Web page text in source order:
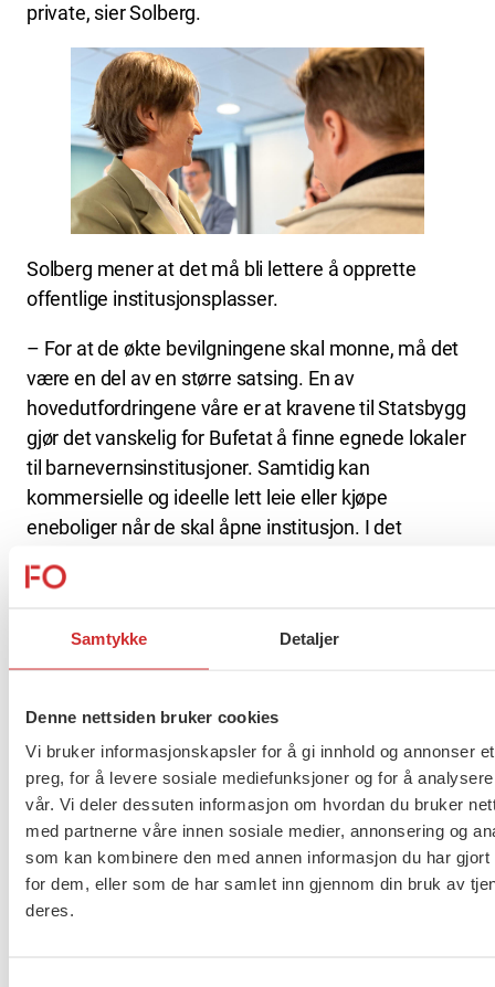
Samtykke Detaljer
Denne nettsiden bruker cookies
Vi bruker informasjonskapsler for å gi innhold og annonser
preg, for å levere sosiale mediefunksjoner og for å
vår. Vi deler dessuten informasjon om hvordan du bruker
med partnerne våre innen sosiale medier, annonsering og
som kan kombinere den med annen informasjon du har gjort
for dem, eller som de har samlet inn gjennom din bruk av
deres.
private, sier Solberg.
Solberg mener at det må bli lettere å opprette
offentlige institusjonsplasser.
– For at de økte bevilgningene skal monne, må det
være en del av en større satsing. En av
hovedutfordringene våre er at kravene til Statsbygg
gjør det vanskelig for Bufetat å finne egnede lokaler
til barnevernsinstitusjoner. Samtidig kan
kommersielle og ideelle lett leie eller kjøpe
eneboliger når de skal åpne institusjon. I det
hindring for oss, sier FO-lederen.
Sosialt arbeid glemt i
Mandag presenterte helseminister Han Christian
Vestre regjeringens «Ventetidsløft». Løftet har en
prislapp i RNB på 2 milliarder kroner og skal sørge
for reduserte ventetider i helsesektoren.
– Jeg er stolt over at vi i dag lanserer noe helt nytt i
den norske helsetjenesten,